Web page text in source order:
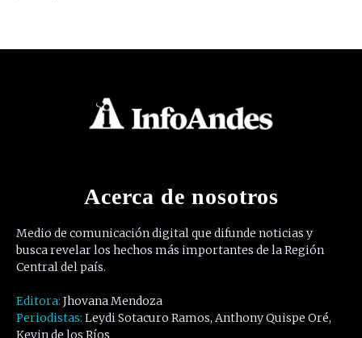
Acerca de nosotros
Medio de comunicación digital que difunde noticias y
busca revelar los hechos más importantes de la Región
Central del país.
Editora: Jhovana Mendoza
Periodistas: Leydi Sotacuro Ramos, Anthony Quispe Oré,
Kevin de los Ríos